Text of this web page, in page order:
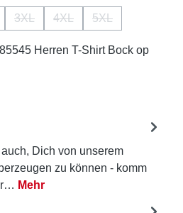
verfügbar.)
3XL 4XL 5XL
Herren T-Shirt Bock op
Dich von unserem
zu können - komm
Mehr